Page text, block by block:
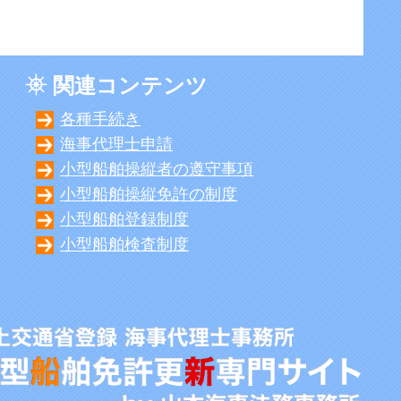
関連コンテンツ
各種手続き
海事代理士申請
小型船舶操縦者の遵守事項
小型船舶操縦免許の制度
小型船舶登録制度
小型船舶検査制度